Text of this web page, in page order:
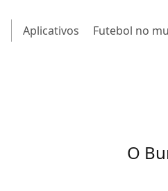
Aplicativos Futebol no
O